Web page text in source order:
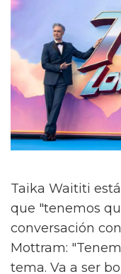
Taika Waititi
que "tenemos
conversación con
Mottram:
tema. Va a ser